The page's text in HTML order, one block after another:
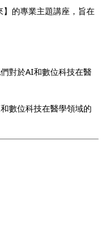
的專業主題講座，旨在
對於AI和數位科技在醫
數位科技在醫學領域的